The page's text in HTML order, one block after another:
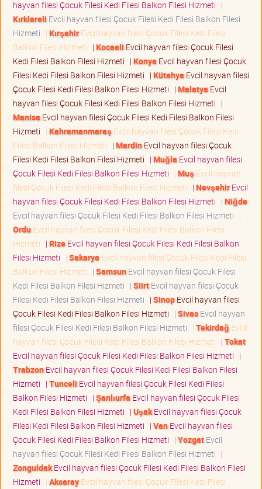
hayvan filesi Çocuk Filesi Kedi Filesi Balkon Filesi Hizmeti |
Kırklareli Evcil hayvan filesi Çocuk Filesi Kedi Filesi Balkon Filesi
Hizmeti | KırşehirEvcil hayvan filesi Çocuk Filesi Kedi Filesi
Balkon Filesi Hizmeti | Kocaeli Evcil hayvan filesi Çocuk Filesi
Kedi Filesi Balkon Filesi Hizmeti | Konya Evcil hayvan filesi Çocuk
Filesi Kedi Filesi Balkon Filesi Hizmeti | Kütahya Evcil hayvan filesi
Çocuk Filesi Kedi Filesi Balkon Filesi Hizmeti | Malatya Evcil
hayvan filesi Çocuk Filesi Kedi Filesi Balkon Filesi Hizmeti |
Manisa Evcil hayvan filesi Çocuk Filesi Kedi Filesi Balkon Filesi
Hizmeti | Kahramanmaraş Evcil hayvan filesi Çocuk Filesi Kedi
Filesi Balkon Filesi Hizmeti | MardinEvcil hayvan filesi Çocuk
Filesi Kedi Filesi Balkon Filesi Hizmeti | Muğla Evcil hayvan filesi
Çocuk Filesi Kedi Filesi Balkon Filesi Hizmeti | Muş Evcil hayvan
filesi Çocuk Filesi Kedi Filesi Balkon Filesi Hizmeti | NevşehirEvcil
hayvan filesi Çocuk Filesi Kedi Filesi Balkon Filesi Hizmeti | Niğde
Evcil hayvan filesi Çocuk Filesi Kedi Filesi Balkon Filesi Hizmeti |
OrduEvcil hayvan filesi Çocuk Filesi Kedi Filesi Balkon Filesi
Hizmeti | RizeEvcil hayvan filesi Çocuk Filesi Kedi Filesi Balkon
Filesi Hizmeti | Sakarya Evcil hayvan filesi Çocuk Filesi Kedi Filesi
Balkon Filesi Hizmeti | SamsunEvcil hayvan filesi Çocuk Filesi
Kedi Filesi Balkon Filesi Hizmeti | SiirtEvcil hayvan filesi Çocuk
Filesi Kedi Filesi Balkon Filesi Hizmeti | SinopEvcil hayvan filesi
Çocuk Filesi Kedi Filesi Balkon Filesi Hizmeti | SivasEvcil hayvan
filesi Çocuk Filesi Kedi Filesi Balkon Filesi Hizmeti | Tekirdağ Evcil
hayvan filesi Çocuk Filesi Kedi Filesi Balkon Filesi Hizmeti | Tokat
Evcil hayvan filesi Çocuk Filesi Kedi Filesi Balkon Filesi Hizmeti |
TrabzonEvcil hayvan filesi Çocuk Filesi Kedi Filesi Balkon Filesi
Hizmeti | Tunceli Evcil hayvan filesi Çocuk Filesi Kedi Filesi
Balkon Filesi Hizmeti | Şanlıurfa Evcil hayvan filesi Çocuk Filesi
Kedi Filesi Balkon Filesi Hizmeti | UşakEvcil hayvan filesi Çocuk
Filesi Kedi Filesi Balkon Filesi Hizmeti | VanEvcil hayvan filesi
Çocuk Filesi Kedi Filesi Balkon Filesi Hizmeti | YozgatEvcil
hayvan filesi Çocuk Filesi Kedi Filesi Balkon Filesi Hizmeti |
ZonguldakEvcil hayvan filesi Çocuk Filesi Kedi Filesi Balkon Filesi
Hizmeti | AksarayEvcil hayvan filesi Çocuk Filesi Kedi Filesi